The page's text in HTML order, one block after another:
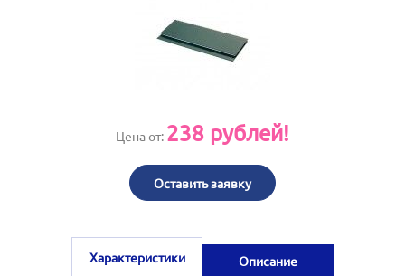
пн-пт 8:30 17:00
Цена от: 238 рублей!
Оставить заявку
Характеристики Описание